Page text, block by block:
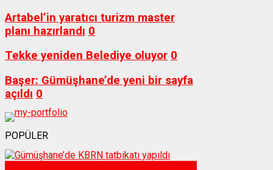
Artabel’in yaratıcı turizm master
planı hazırlandı 0
Tekke yeniden Belediye oluyor 0
Başer: Gümüşhane’de yeni bir sayfa
açıldı 0
POPÜLER